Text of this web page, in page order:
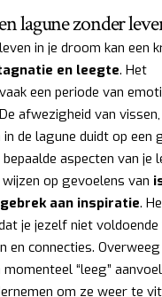
lagune zonder
in je droom kan een
en leegte. Het
een periode van
afwezigheid van
de lagune duidt op een
aspecten van je
op gevoelens van
aan inspiratie.
je jezelf niet
en connecties.
“leeg”
om ze weer te